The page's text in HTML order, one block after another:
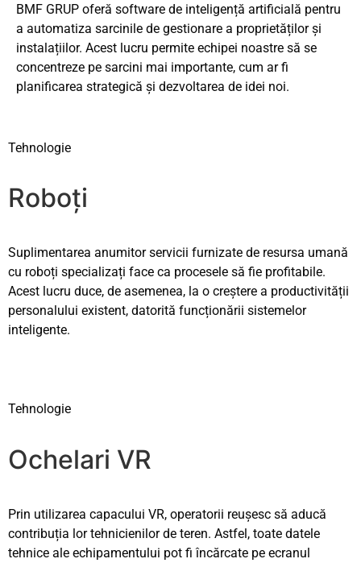
BMF GRUP oferă software de inteligență artificială pentru
a automatiza sarcinile de gestionare a proprietăților și
instalațiilor. Acest lucru permite echipei noastre să se
concentreze pe sarcini mai importante, cum ar fi
planificarea strategică și dezvoltarea de idei noi.
Tehnologie
Roboți
Suplimentarea anumitor servicii furnizate de resursa umană
cu roboți specializați face ca procesele să fie profitabile.
Acest lucru duce, de asemenea, la o creștere a productivității
personalului existent, datorită funcționării sistemelor
inteligente.
Tehnologie
Ochelari VR
Prin utilizarea capacului VR, operatorii reușesc să aducă
contribuția lor tehnicienilor de teren. Astfel, toate datele
tehnice ale echipamentului pot fi încărcate pe ecranul